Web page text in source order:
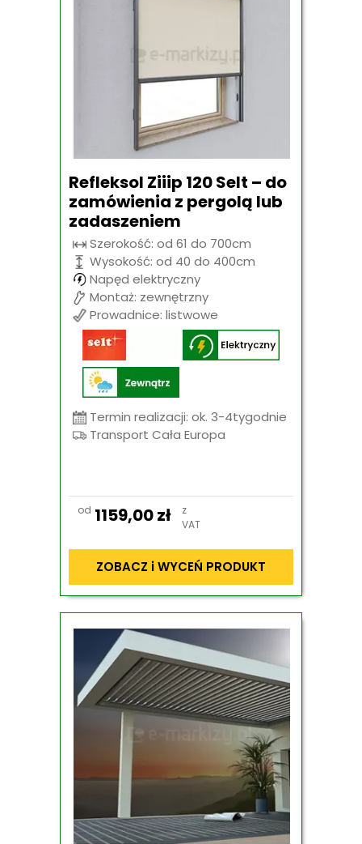
Refleksol Ziiip 120 Selt – do
zamówienia z pergolą lub
zadaszeniem
Szerokość: od 61 do 700cm
Wysokość: od 40 do 400cm
Napęd elektryczny
Montaż: zewnętrzny
Prowadnice: listwowe
Termin realizacji: ok. 3-4tygodnie
Transport Cała Europa
od 1159,00zł
z
VAT
ZOBACZ i WYCEŃ PRODUKT